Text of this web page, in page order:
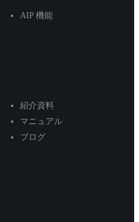
AIP 機能
紹介資料
マニュアル
ブログ